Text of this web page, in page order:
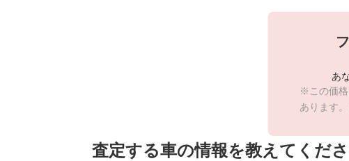
あ
※この価格
あります
査定する車の情報を教えてくだ